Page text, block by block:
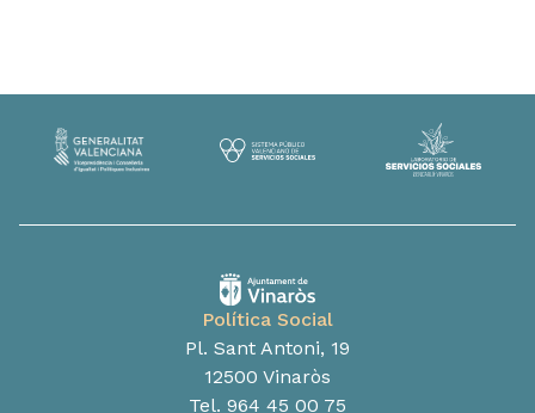
Política Social
Pl. Sant Antoni, 19
12500 Vinaròs
Tel. 964 45 00 75